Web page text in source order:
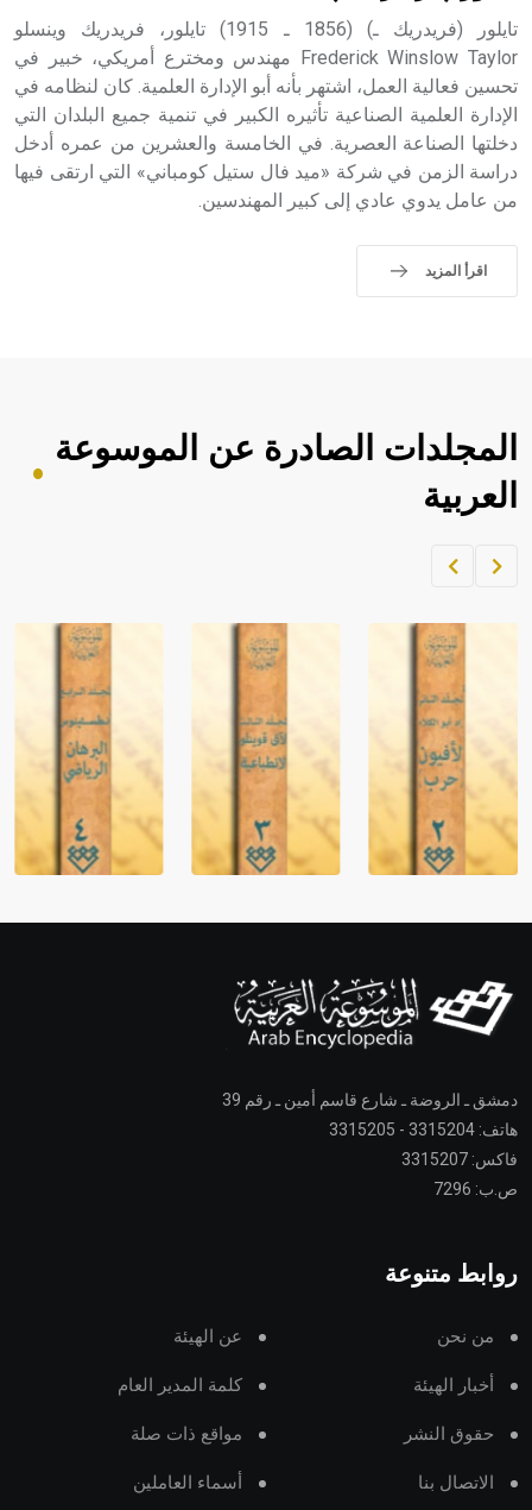
تايلور (فريدريك ـ) (1856 ـ 1915) تايلور، فريدريك وينسلو
Frederick Winslow Taylor مهندس ومخترع أمريكي، خبير في
تحسين فعالية العمل، اشتهر بأنه أبو الإدارة العلمية. كان لنظامه في
الإدارة العلمية الصناعية تأثيره الكبير في تنمية جميع البلدان التي
دخلتها الصناعة العصرية. في الخامسة والعشرين من عمره أدخل
دراسة الزمن في شركة «ميد فال ستيل كومباني» التي ارتقى فيها
من عامل يدوي عادي إلى كبير المهندسين.
اقرأ المزيد
المجلدات الصادرة عن الموسوعة
العربية
دمشق ـ الروضة ـ شارع قاسم أمين ـ رقم 39
هاتف: 3315204 - 3315205
فاكس: 3315207
ص.ب: 7296
روابط متنوعة
من نحن عن الهيئة
أخبار الهيئة كلمة المدير العام
حقوق النشر مواقع ذات صلة
الاتصال بنا أسماء العاملين